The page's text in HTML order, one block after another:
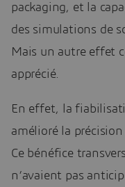
packaging, et la
des simulations de
Mais un autre effet
apprécié.
En effet, la
amélioré la
Ce bénéfice
n’avaient pas